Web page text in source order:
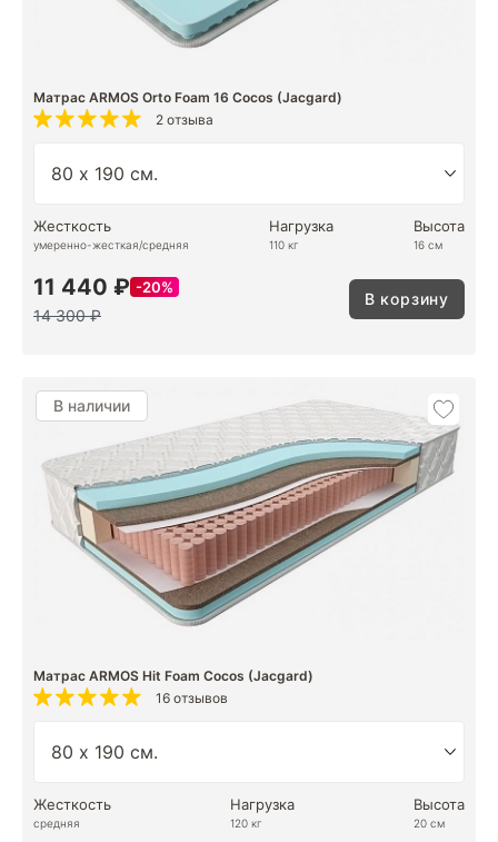
Матрас ARMOS Orto Foam 16 Cocos (Jacgard)
2 отзыва
Жесткость
умеренно-жесткая/средняя
Нагрузка
110 кг
Высота
16 см
11 440 ₽ 20%
14 300 ₽
В корзину
В наличии
Матрас ARMOS Hit Foam Cocos (Jacgard)
16 отзывов
Жесткость
средняя
Нагрузка
120 кг
Высота
20 см